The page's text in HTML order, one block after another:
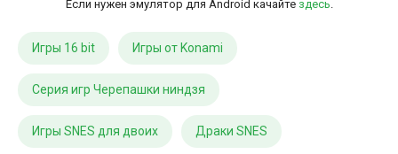
Если нужен эмулятор для Android качайте здесь.
Игры 16 bit Игры от Konami
Серия игр Черепашки ниндзя
Игры SNES для двоих Драки SNES